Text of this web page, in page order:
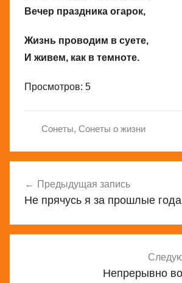
Вечер праздника огарок,
Жизнь проводим в суете,
И живем, как в темноте.
Просмотров: 5
Сонеты, Сонеты о жизни
по
Предыдущая запись
Не прячусь я за прошлые года
Непрерывно